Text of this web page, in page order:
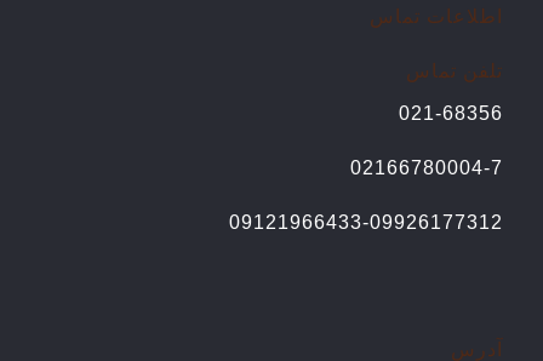
اطلاعات تماس
تلفن تماس
021-68356
02166780004-7
09121966433-09926177312
آدرس